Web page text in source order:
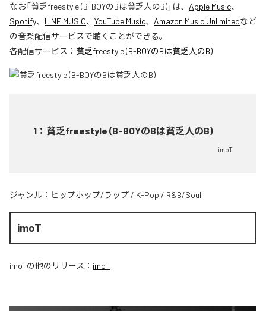
なお「貧乏freestyle (B-BOYのBは貧乏人のB)」は、 Apple Music、
Spotify、 LINE MUSIC、 YouTube Music、 Amazon Music Unlimitedなど
の音楽配信サービスで聴くことができる。
各配信サービス： 貧乏freestyle (B-BOYのBは貧乏人のB)
1 ： 貧乏freestyle (B-BOYのBは貧乏人のB)
imoT
ジャンル： ヒップホップ/ラップ / K-Pop / R&B/Soul
imoT
imoTの他のリリース： imoT